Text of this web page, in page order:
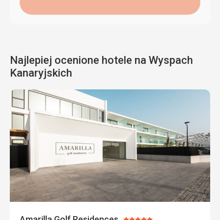
Najlepiej ocenione hotele na Wyspach
Kanaryjskich